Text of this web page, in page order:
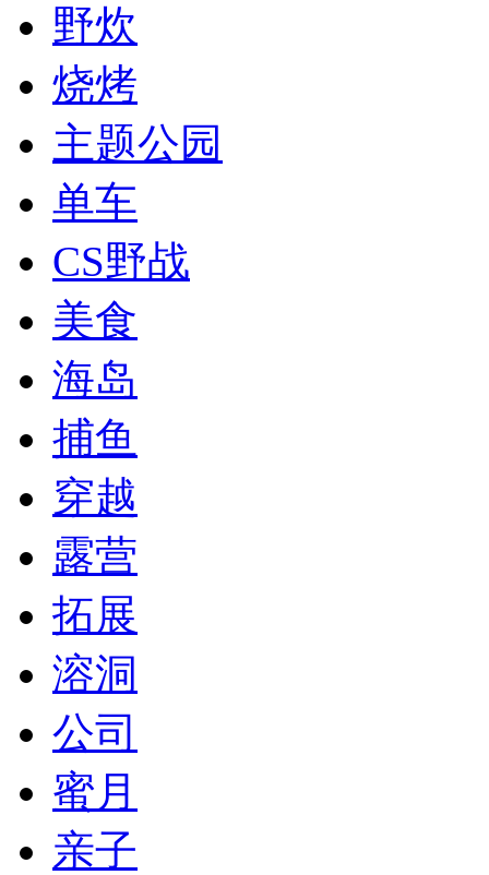
野炊
烧烤
主题公园
单车
CS野战
美食
海岛
捕鱼
穿越
露营
拓展
溶洞
公司
蜜月
亲子